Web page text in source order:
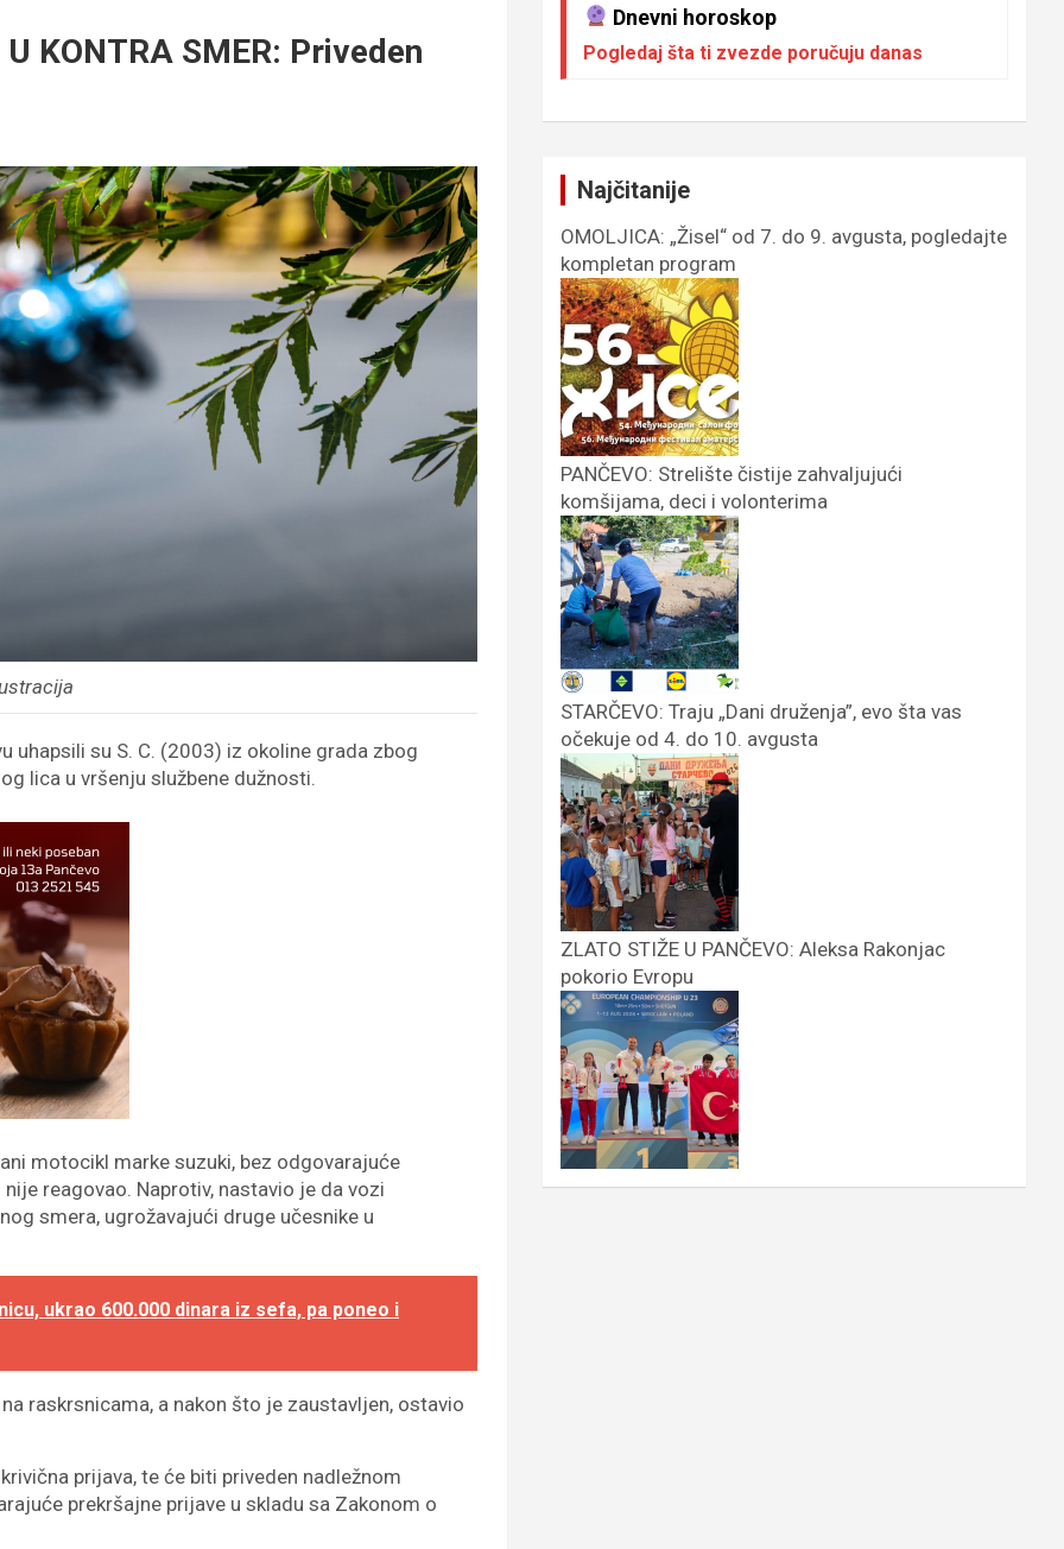
U KONTRA SMER: Priveden
uhapsili su S. C. (2003) iz okoline grada zbog
lica u vršenju službene dužnosti.
motocikl marke suzuki, bez odgovarajuće
reagovao. Naprotiv, nastavio je da vozi
smera, ugrožavajući druge učesnike u
ukrao 600.000 dinara iz sefa, pa poneo i
raskrsnicama, a nakon što je zaustavljen, ostavio
prijava, te će biti priveden nadležnom
prekršajne prijave u skladu sa Zakonom o
Dnevni horoskop
Pogledaj šta ti zvezde poručuju danas
Najčitanije
OMOLJICA: „Žisel“ od 7. do 9. avgusta, pogledajte
kompletan program
PANČEVO: Strelište čistije zahvaljujući
komšijama, deci i volonterima
STARČEVO: Traju „Dani druženja”, evo šta vas
očekuje od 4. do 10. avgusta
ZLATO STIŽE U PANČEVO: Aleksa Rakonjac
pokorio Evropu